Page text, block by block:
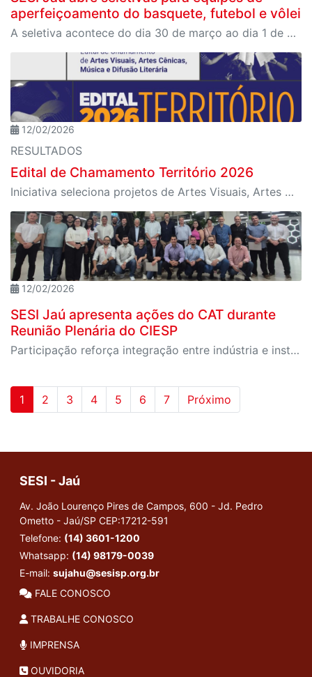
aperfeiçoamento do basquete, futebol e vôlei
A seletiva acontece do dia 30 de março ao dia 1 de abril; inscrições abertas
12/02/2026
RESULTADOS
Edital de Chamamento Território 2026
Iniciativa seleciona projetos de Artes Visuais, Artes Cênicas, Música e Difusão Literária para ocupação dos espaços culturais da instituição em diferentes regiões de São Paulo
12/02/2026
SESI Jaú apresenta ações do CAT durante
Reunião Plenária do CIESP
Participação reforça integração entre indústria e instituição e destaca projetos voltados à educação, esporte, cultura e qualidade de vida na região
1 2 3 4 5 6 7 Próximo
SESI - Jaú
Av. João Lourenço Pires de Campos, 600 - Jd. Pedro
Ometto - Jaú/SP CEP:17212-591
Telefone: (14) 3601-1200
Whatsapp: (14) 98179-0039
E-mail: sujahu@sesisp.org.br
FALE CONOSCO
TRABALHE CONOSCO
IMPRENSA
OUVIDORIA